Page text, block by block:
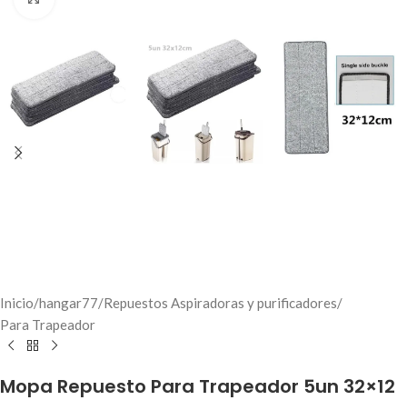
Inicio/hangar77/Repuestos Aspiradoras y purificadores/
Para Trapeador
Mopa Repuesto Para Trapeador 5un 32×12